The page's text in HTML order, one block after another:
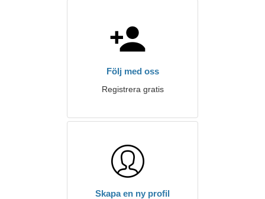
Följ med oss
Registrera gratis
Skapa en ny profil